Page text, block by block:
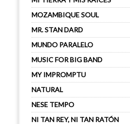
MOZAMBIQUE SOUL
MR. STAN DARD
MUNDO PARALELO
MUSIC FOR BIG BAND
MY IMPROMPTU
NATURAL
NESE TEMPO
NI TAN REY, NI TAN RATÓN